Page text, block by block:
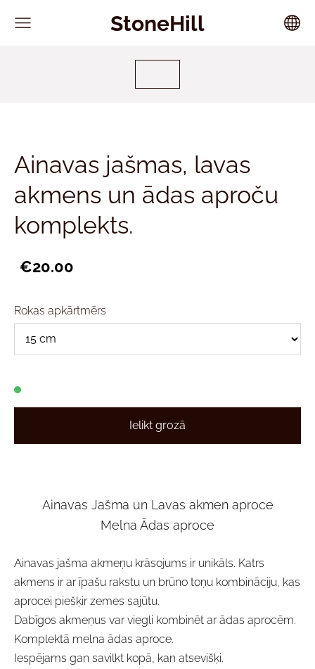
StoneHill
Ainavas jašmas, lavas
akmens un ādas aproču
komplekts.
€20.00
Rokas apkārtmērs
Ielikt grozā
Ainavas Jašma un Lavas akmen aproce
Melna Ādas aproce
Ainavas jašma akmeņu krāsojums ir unikāls. Katrs
akmens ir ar īpašu rakstu un brūno toņu kombināciju, kas
aprocei piešķir zemes sajūtu.
Dabīgos akmeņus var viegli kombinēt ar ādas aprocēm.
Komplektā melna ādas aproce.
Iespējams gan savilkt kopā, kan atsevišķi.